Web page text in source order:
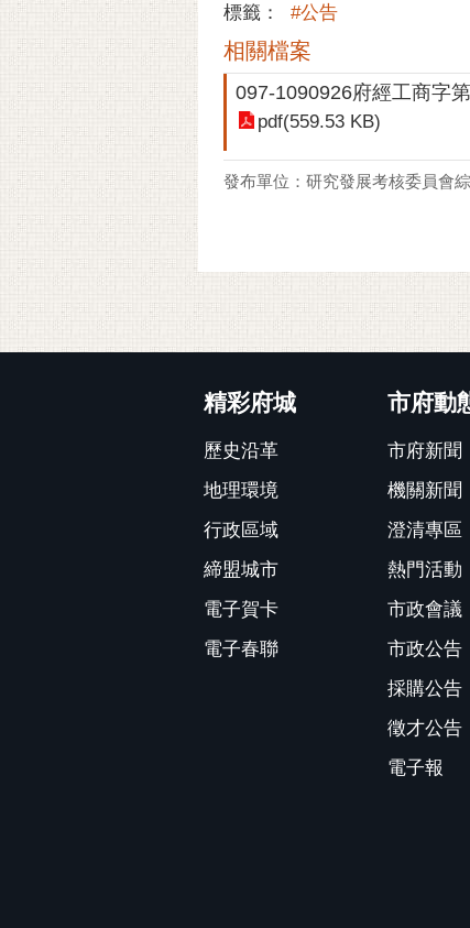
標籤： #公告
相關檔案
097-1090926府經工商字
pdf(559.53 KB)
發布單位：研究發展考核委員會
精彩府城
歷史沿革
地理環境
行政區域
締盟城市
電子賀卡
電子春聯
市府動
市府新聞
機關新聞
澄清專區
熱門活動
市政會議
市政公告
採購公告
徵才公告
電子報